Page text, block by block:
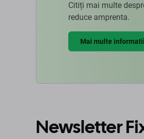
Citiți mai multe
reduce amprenta.
Mai multe informatii
Newsletter